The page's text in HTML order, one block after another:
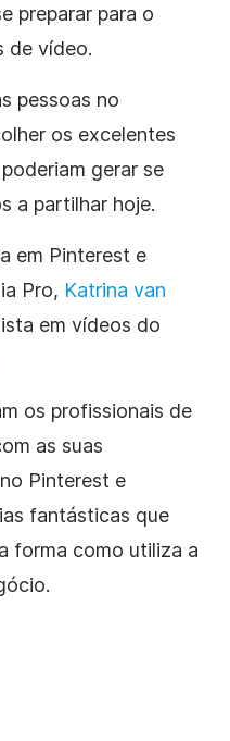
preparar para o
de vídeo.
pessoas no
os excelentes
gerar se
a partilhar hoje.
em Pinterest e
Pro, Katrina van
em vídeos do
os profissionais de
as suas
Pinterest e
fantásticas que
forma como utiliza a